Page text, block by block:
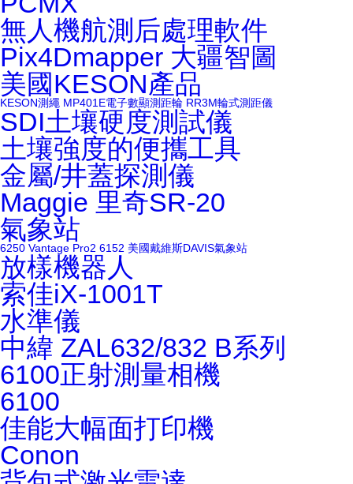
無人機航測后處理軟件
Pix4Dmapper 大疆智圖
美國KESON產品
KESON測繩 MP401E電子數顯測距輪 RR3M輪式測距儀
SDI土壤硬度測試儀
土壤強度的便攜工具
金屬/井蓋探測儀
Maggie 里奇SR-20
氣象站
6250 Vantage Pro2 6152 美國戴維斯DAVIS氣象站
放樣機器人
索佳iX-1001T
水準儀
中緯 ZAL632/832 B系列
6100正射測量相機
6100
佳能大幅面打印機
Conon